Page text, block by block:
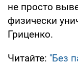
не просто
физически
Гриценко.
Читайте: ''Без